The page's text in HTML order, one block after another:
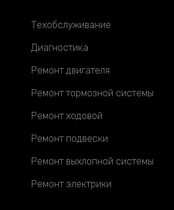
Техобслуживание
Диагностика
Ремонт двигателя
Ремонт тормозной системы
Ремонт ходовой
Ремонт подвески
Ремонт выхлопной системы
Ремонт электрики